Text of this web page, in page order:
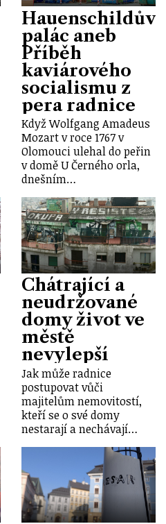
Hauenschildův
palác aneb
Příběh
kaviárového
socialismu z
pera radnice
Když Wolfgang Amadeus
Mozart v roce 1767 v
Olomouci ulehal do peřin
v domě U Černého orla,
dnešním…
Chátrající a
neudržované
domy život ve
městě
nevylepší
Jak může radnice
postupovat vůči
majitelům nemovitostí,
kteří se o své domy
nestarají a nechávají…